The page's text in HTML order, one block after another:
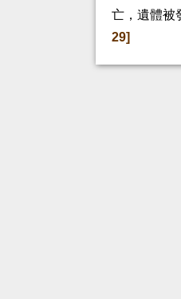
亡，遺體被
29]